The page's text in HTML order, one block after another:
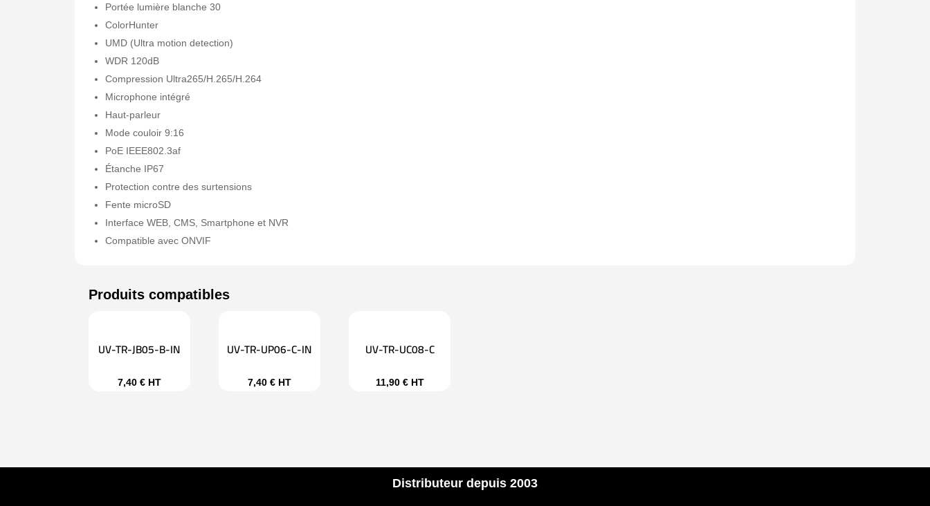
Portée lumière blanche 30
ColorHunter
UMD (Ultra motion detection)
WDR 120dB
Compression Ultra265/H.265/H.264
Microphone intégré
Haut-parleur
Mode couloir 9:16
PoE IEEE802.3af
Étanche IP67
Protection contre des surtensions
Fente microSD
Interface WEB, CMS, Smartphone et NVR
Compatible avec ONVIF
UV-TR-JB05-B-IN
7,40 € HT
UV-TR-UP06-C-IN
7,40 € HT
UV-TR-UC08-C
11,90 € HT
Distributeur depuis 2003